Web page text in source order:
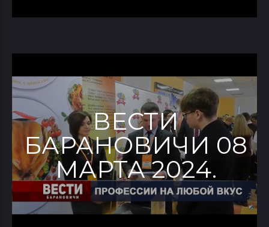
ВЕСТИ
БАРАНОВИЧИ 08
МАРТА 2024.